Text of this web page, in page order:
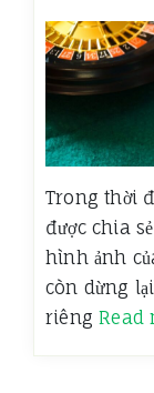
Trong thời
được chia
hình ảnh
còn dừng
riêngRead